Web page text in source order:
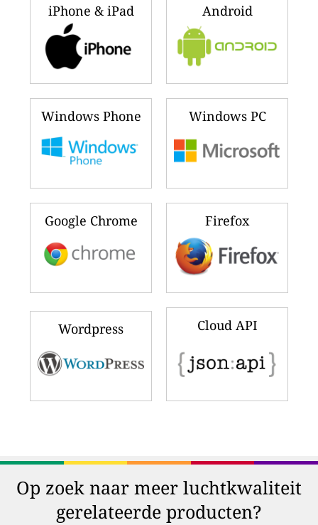
iPhone & iPad Android
Windows Phone Windows PC
Google Chrome Firefox
Wordpress Cloud API
Op zoek naar meer luchtkwaliteit
gerelateerde producten?